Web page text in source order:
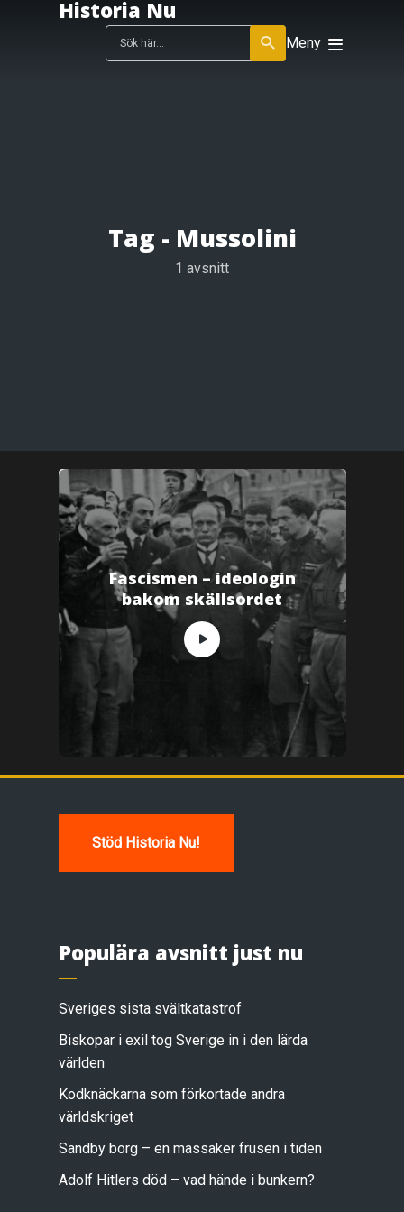
Historia Nu
Meny
Tag - Mussolini
1 avsnitt
Fascismen – ideologin
bakom skällsordet
Stöd Historia Nu!
Populära avsnitt just nu
Sveriges sista svältkatastrof
Biskopar i exil tog Sverige in i den lärda
världen
Kodknäckarna som förkortade andra
världskriget
Sandby borg – en massaker frusen i tiden
Adolf Hitlers död – vad hände i bunkern?